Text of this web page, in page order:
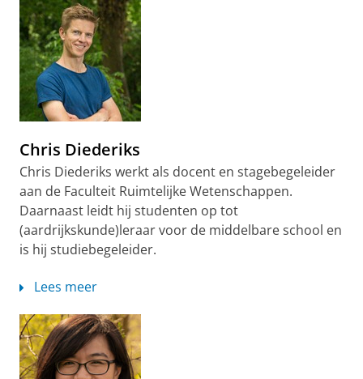
Chris Diederiks
Chris Diederiks werkt als docent en stagebegeleider
aan de Faculteit Ruimtelijke Wetenschappen.
Daarnaast leidt hij studenten op tot
(aardrijkskunde)leraar voor de middelbare school en
is hij studiebegeleider.
Lees meer